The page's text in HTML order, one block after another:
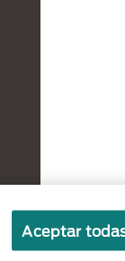
Políticas sobre
cookies
Aceptar